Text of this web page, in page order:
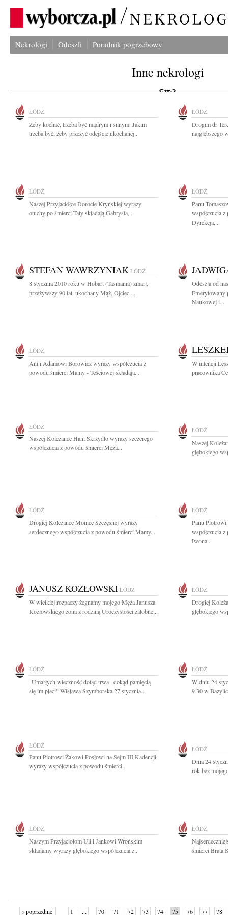
Nekrologi Odeszli Poradnik pogrzebowy
Inne nekrologi
ŁÓDŹ
Żeby kochać, trzeba być mądrym i silnym. Jakim
trzeba być, żeby przeżyć odejście ukochanej...
ŁÓDŹ
Drogim dr
najgłębszego
ŁÓDŹ
Naszej Przyjaciółce Dorocie Kryńskiej wyrazy
otuchy po śmierci Taty składają Gabrysia,...
ŁÓDŹ
Panu
współczucia
Dyrekcja,...
STEFAN WAWRZYNIAK ŁÓDŹ
8 stycznia 2010 roku w Hobart (Tasmania) zmarł,
przeżywszy 90 lat, ukochany Mąż, Ojciec,...
Odeszła od
Emerytowany
Naukowej i...
ŁÓDŹ
Ani i Adamowi Borowicz wyrazy współczucia z
powodu śmierci Mamy - Teściowej składają...
W intencji
pracownika
ŁÓDŹ
Naszej Koleżance Hani Skrzydło wyrazy szczerego
współczucia z powodu śmierci Męża...
ŁÓDŹ
Naszej
głębokiego
ŁÓDŹ
Drogiej Koleżance Monice Szczęsnej wyrazy
serdecznego współczucia z powodu śmierci Mamy...
ŁÓDŹ
Panu Piotrowi
współczucia
Iwona...
JANUSZ KOZŁOWSKI ŁÓDŹ
W wielkiej rozpaczy żegnamy mojego Męża Janusza
Kozłowskiego żona z rodziną Uroczystości żałobne...
ŁÓDŹ
Drogiej
głębokiego
ŁÓDŹ
"Umarłych wieczność dotąd trwa , dokąd pamięcią
się im płaci" Wisława Szymborska 27 stycznia...
ŁÓDŹ
W dniu 24
9.30 w
ŁÓDŹ
Panu Piotrowi Żakowi Posłowi na Sejm III Kadencji
wyrazy współczucia z powodu śmierci...
ŁÓDŹ
Dnia 24
rok bez
ŁÓDŹ
Naszym Przyjaciołom Uli i Jankowi Wrońskim
składamy wyrazy głębokiego współczucia z...
ŁÓDŹ
śmierci Brata
« poprzednie 1 ... 70 71 72 73 74 75 76 77 78